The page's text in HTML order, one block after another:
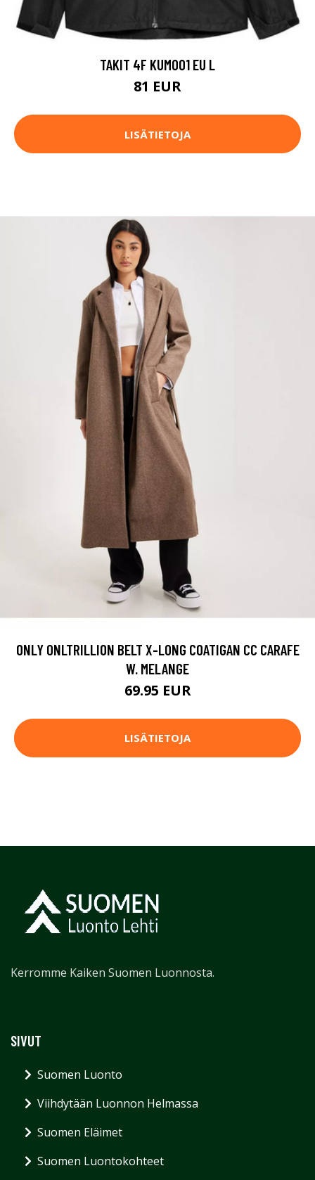
TAKIT 4F KUM001 EU L
81 EUR
LISÄTIETOJA
ONLY ONLTRILLION BELT X-LONG COATIGAN CC CARAFE
W. MELANGE
69.95 EUR
LISÄTIETOJA
Kerromme Kaiken Suomen Luonnosta.
SIVUT
Suomen Luonto
Viihdytään Luonnon Helmassa
Suomen Eläimet
Suomen Luontokohteet